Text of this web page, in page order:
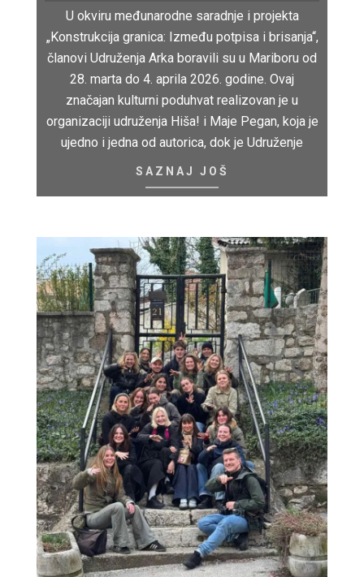
U okviru međunarodne saradnje i projekta
„Konstrukcija granica: Između potpisa i brisanja“,
članovi Udruženja Arka boravili su u Mariboru od
28. marta do 4. aprila 2026. godine. Ovaj
značajan kulturni poduhvat realizovan je u
organizaciji udruženja Hiša! i Maje Pegan, koja je
ujedno i jedna od autorica, dok je Udruženje
SAZNAJ JOŠ